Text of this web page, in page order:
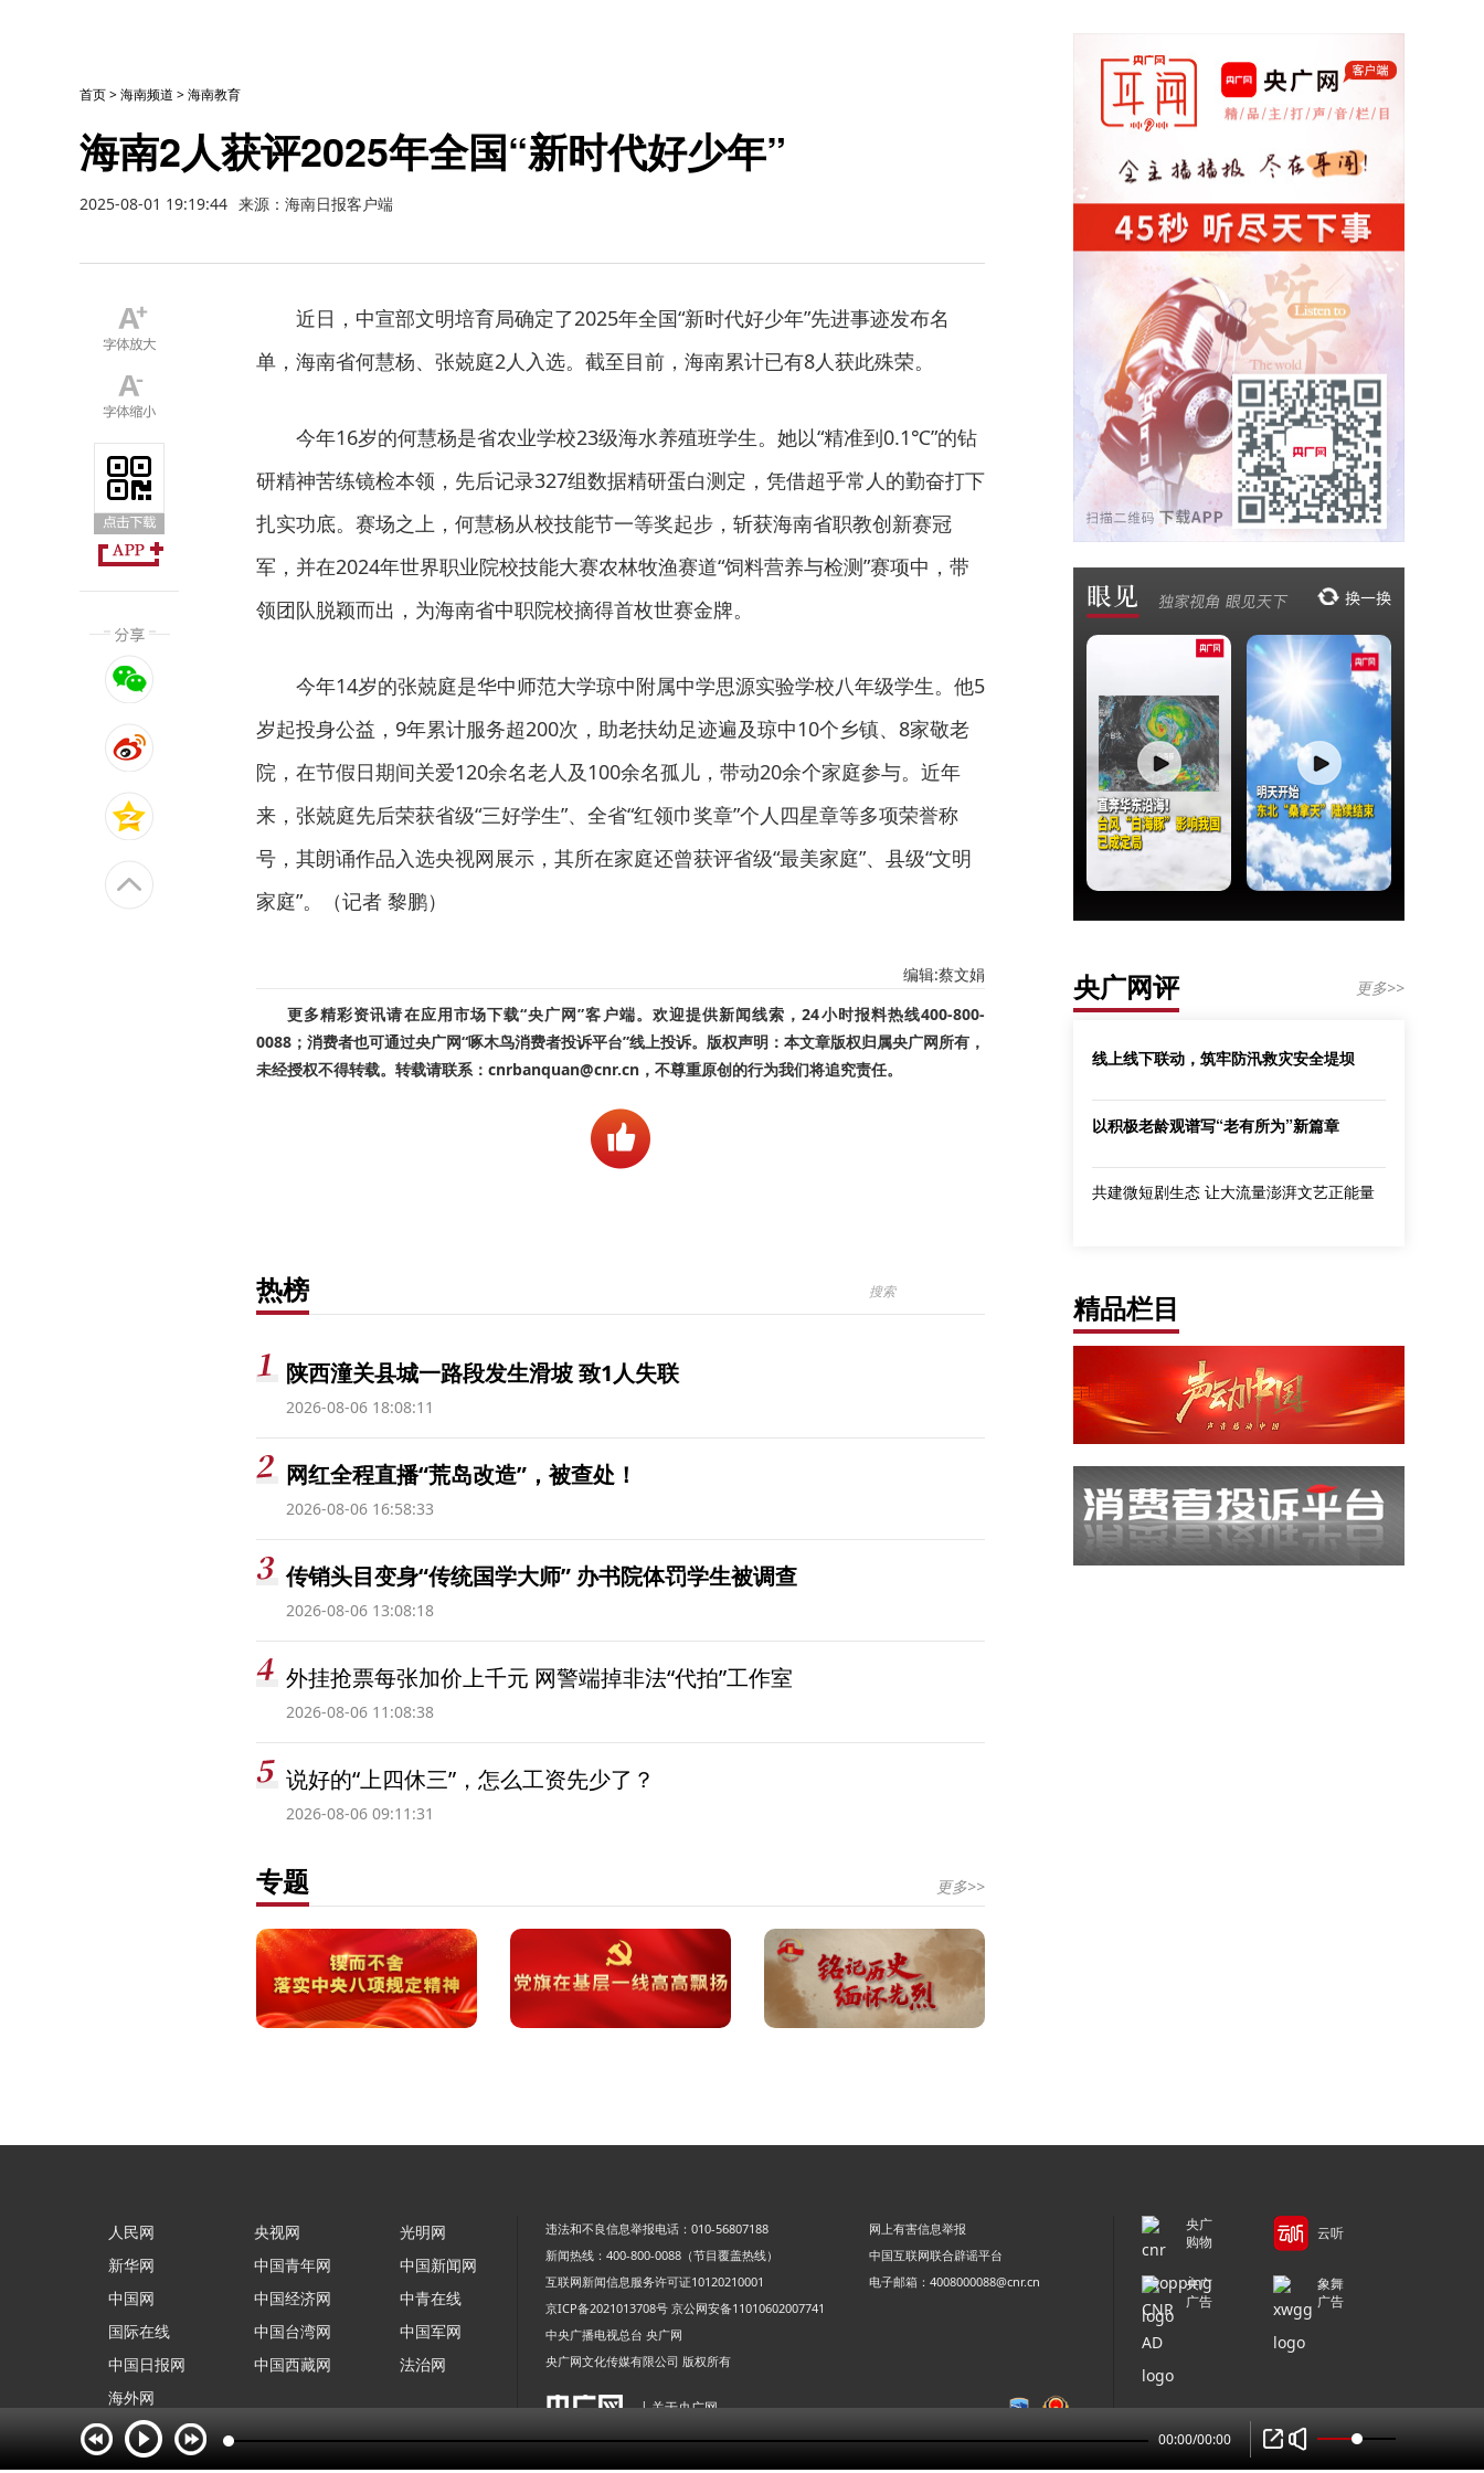
首页>海南频道 >海南教育
海南2人获评2025年全国“新时代好少年”
2025-08-01 19:19:44 来源：海南日报客户端
近日，中宣部文明培育局确定了2025年全国“新时代好少年”先进事迹发布名
单，海南省何慧杨、张兢庭2人入选。截至目前，海南累计已有8人获此殊荣。
今年16岁的何慧杨是省农业学校23级海水养殖班学生。她以“精准到0.1℃”的钻
研精神苦练镜检本领，先后记录327组数据精研蛋白测定，凭借超乎常人的勤奋打下
扎实功底。赛场之上，何慧杨从校技能节一等奖起步，斩获海南省职教创新赛冠
军，并在2024年世界职业院校技能大赛农林牧渔赛道“饲料营养与检测”赛项中，带
领团队脱颖而出，为海南省中职院校摘得首枚世赛金牌。
今年14岁的张兢庭是华中师范大学琼中附属中学思源实验学校八年级学生。他5
岁起投身公益，9年累计服务超200次，助老扶幼足迹遍及琼中10个乡镇、8家敬老
院，在节假日期间关爱120余名老人及100余名孤儿，带动20余个家庭参与。近年
来，张兢庭先后荣获省级“三好学生”、全省“红领巾奖章”个人四星章等多项荣誉称
号，其朗诵作品入选央视网展示，其所在家庭还曾获评省级“最美家庭”、县级“文明
家庭”。（记者 黎鹏）
编辑:蔡文娟
更多精彩资讯请在应用市场下载“央广网”客户端。欢迎提供新闻线索，24小时报料热线400-800-
0088；消费者也可通过央广网“啄木鸟消费者投诉平台”线上投诉。版权声明：本文章版权归属央广网所有，
未经授权不得转载。转载请联系：cnrbanquan@cnr.cn，不尊重原创的行为我们将追究责任。
热榜
陕西潼关县城一路段发生滑坡 致1人失联
2026-08-06 18:08:11
网红全程直播“荒岛改造”，被查处！
2026-08-06 16:58:33
传销头目变身“传统国学大师” 办书院体罚学生被调查
2026-08-06 13:08:18
外挂抢票每张加价上千元 网警端掉非法“代拍”工作室
2026-08-06 11:08:38
说好的“上四休三”，怎么工资先少了？
2026-08-06 09:11:31
专题 更多>>
央广网评 更多>>
线上线下联动，筑牢防汛救灾安全堤坝
以积极老龄观谱写“老有所为”新篇章
共建微短剧生态 让大流量澎湃文艺正能量
精品栏目
人民网
新华网
中国网
国际在线
中国日报网
海外网
央视网
中国青年网
中国经济网
中国台湾网
中国西藏网
光明网
中国新闻网
中青在线
中国军网
法治网
违法和不良信息举报电话：010-56807188
网上有害信息举报
新闻热线：400-800-0088（节目覆盖热线）
中国互联网联合辟谣平台
互联网新闻信息服务许可证10120210001
电子邮箱：4008000088@cnr.cn
京ICP备2021013708号 京公网安备11010602007741
中央广播电视总台 央广网
央广网文化传媒有限公司 版权所有
| 关于央广网
央广
购物
云听
央广
广告
象舞
广告
00:00/00:00